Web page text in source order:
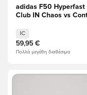
adidas F50 Hyperfast
Club IN Chaos vs
IC
59,95 €
Πολλά μεγέθη διαθέσιμα
Ανοίγει ένα Modal